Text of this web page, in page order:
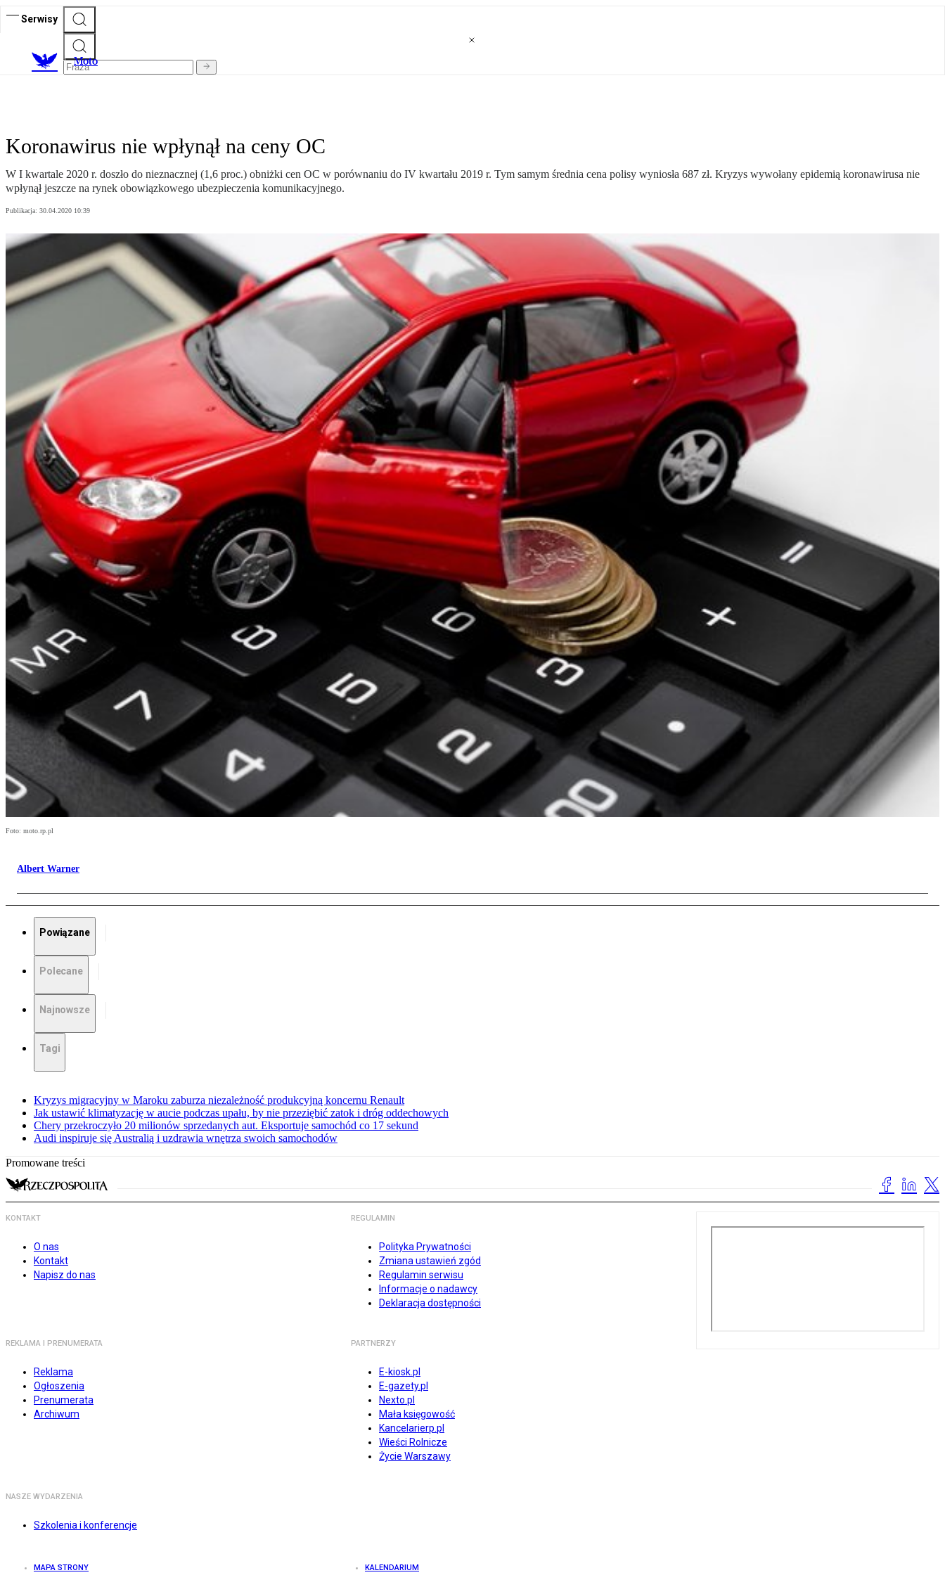
Serwisy
Moto
Koronawirus nie wpłynął na ceny OC
W I kwartale 2020 r. doszło do nieznacznej (1,6 proc.) obniżki cen OC w porównaniu do IV kwartału 2019 r. Tym samym średnia cena polisy wyniosła 687 zł. Kryzys wywołany epidemią koronawirusa nie
wpłynął jeszcze na rynek obowiązkowego ubezpieczenia komunikacyjnego.
Publikacja: 30.04.2020 10:39
Foto: moto.rp.pl
Albert Warner
Powiązane
Polecane
Najnowsze
Tagi
Kryzys migracyjny w Maroku zaburza niezależność produkcyjną koncernu Renault
Jak ustawić klimatyzację w aucie podczas upału, by nie przeziębić zatok i dróg oddechowych
Chery przekroczyło 20 milionów sprzedanych aut. Eksportuje samochód co 17 sekund
Audi inspiruje się Australią i uzdrawia wnętrza swoich samochodów
Promowane treści
KONTAKT
O nas
Kontakt
Napisz do nas
REGULAMIN
Polityka Prywatności
Zmiana ustawień zgód
Regulamin serwisu
Informacje o nadawcy
Deklaracja dostępności
REKLAMA I PRENUMERATA
Reklama
Ogłoszenia
Prenumerata
Archiwum
PARTNERZY
E-kiosk.pl
E-gazety.pl
Nexto.pl
Mała księgowość
Kancelarierp.pl
Wieści Rolnicze
Życie Warszawy
NASZE WYDARZENIA
Szkolenia i konferencje
MAPA STRONY KALENDARIUM